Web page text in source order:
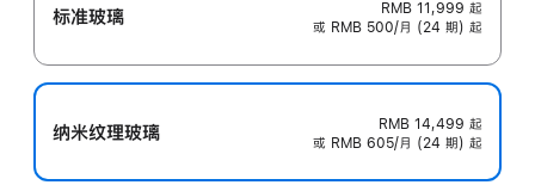
标准玻璃 RMB 11,999 起
或 RMB 500/月 (24 期) 起
纳米纹理玻璃 RMB 14,499 起
或 RMB 605/月 (24 期) 起